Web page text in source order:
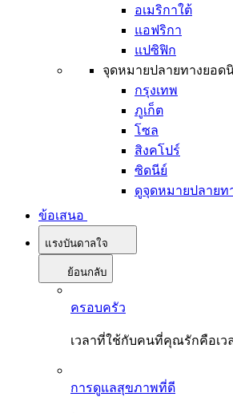
อเมริกาใต้
แอฟริกา
แปซิฟิก
จุดหมายปลายทางยอด
กรุงเทพ
ภูเก็ต
โซล
สิงคโปร์
ซิดนีย์
ดูจุดหมายปลายท
ข้อเสนอ
แรงบันดาลใจ
ย้อนกลับ
ครอบครัว
เวลาที่ใช้กับคนที่คุณรักคือเ
การดูแลสุขภาพที่ดี